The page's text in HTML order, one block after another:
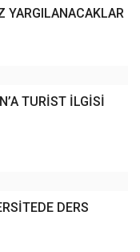
YARGILANACAKLAR
TURİST İLGİSİ
DERS